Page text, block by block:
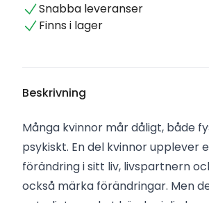
Snabba leveranser
Finns i lager
Beskrivning
Många kvinnor mår dåligt, både
psykiskt. En del kvinnor upplever
förändring i sitt liv, livspartnern
också märka förändringar. Men